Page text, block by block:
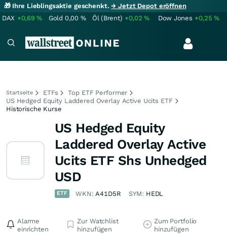
🎁 Ihre Lieblingsaktie geschenkt.→ Jetzt Depot eröffnen
DAX +0,69% Gold 0,00 % Öl (Brent) +0,02% Dow Jones +0,25%
Startseite ETFs
Top ETF Performer
US Hedged Equity Laddered Overlay Active Ucits ETF
Historische Kurse
US Hedged Equity
Laddered Overlay Active
Ucits ETF Shs Unhedged
USD
ETF WKN:A41D5R SYM: HEDL
Alarme
einrichten
Zur Watchlist
hinzufügen
Zum Portfolio
hinzufügen